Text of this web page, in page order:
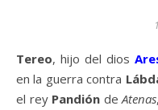
Tereo, hijo del dios
en la guerra contra
el rey Pandión deAtenas